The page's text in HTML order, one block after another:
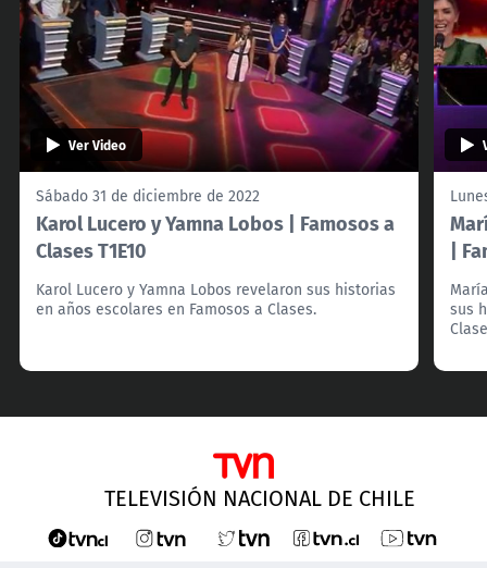
Ver Video
Sábado 31 de diciembre de 2022
Karol Lucero y Yamna Lobos | Famosos a
Clases T1E10
Karol Lucero y Yamna Lobos revelaron sus historias
en años escolares en Famosos a Clases.
|
sus
TELEVISIÓN NACIONAL DE CHILE